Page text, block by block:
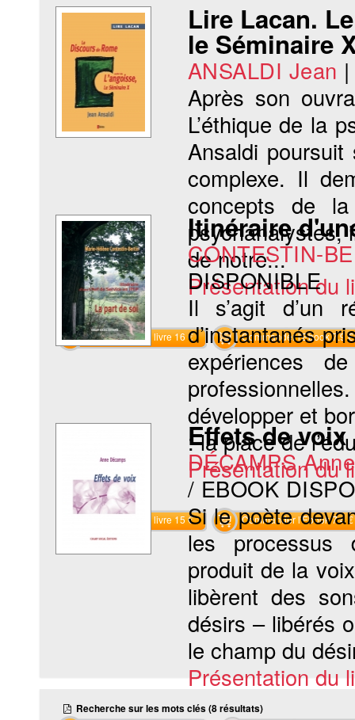
Lire Lacan.
le Séminaire
ANSALDI Jean
Après son
L’éthique de la
Ansaldi
complexe. Il
concepts de
psychanalystes,
de notre...
Présentation du
Commander le livre 16 € Commander l'Ebook 7.9 €
Itinéraire
CONTESTIN-
DISPONIBLE
Il s’agit d’un
d’instantanés
expériences
développer et
: la place de
Présentation du
Commander le livre 15 € Commander l'Ebook 7.4 €
Effets de voix
DÉCAMPS Anne
/ EBOOK
Si le poète
les processus
produit de la
libèrent des
désirs – libérés
le champ du
Présentation du
Recherche sur les mots clés (8 résultats)